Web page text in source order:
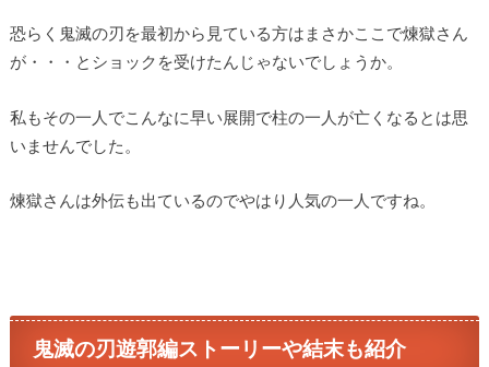
恐らく鬼滅の刃を最初から見ている方はまさかここで煉獄さん
が・・・とショックを受けたんじゃないでしょうか。
私もその一人でこんなに早い展開で柱の一人が亡くなるとは思
いませんでした。
煉獄さんは外伝も出ているのでやはり人気の一人ですね。
鬼滅の刃遊郭編ストーリーや結末も紹介